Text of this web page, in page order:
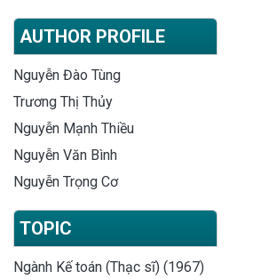
AUTHOR PROFILE
Nguyễn Đào Tùng
Trương Thị Thủy
Nguyễn Mạnh Thiều
Nguyễn Văn Bình
Nguyễn Trọng Cơ
TOPIC
Ngành Kế toán (Thạc sĩ) (1967)